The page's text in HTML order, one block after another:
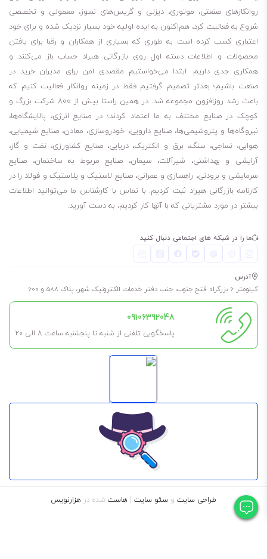
بازدارندگی فولاد و مس
مقاومت از خوردگی
برای کسانی که می‌پرسند روغن اس کا اف skf LFFM 100 چند لیتر است، باید
بگویم مظروف 5 لیتری این روغن موجود است. لطفا توجه داشته باشید، برای
چک کردن موجودی انبار مبنی بر اینکه مظروف مورد نیاز شما موجود هست
یا نه، باید با شماره‌هایی که در سایت قرار دادیم، تماس بگیرید.
5 لیتری
برای طولانی شدن عمر روغن اس کا اف skf LFFM 100 ، حتما در فضای
خشک، بدون رطوبت و مسقف نگهداری شود. به این معنی که در کارگاه در
معرض باد و باران نباشد تا طول عمر آن کم نشود.
ماه کارایی خود را به خوبی حفظ می‌کند.
این روغن شفاف است.
روانکارهای صنعتی، موتوری، دیزلی و گریس‌های نسوز، معمولی و تخصصی
شروع به فعالیت کرد، هم‌اکنون به ایده اولیه خود بسیار نزدیک شده و برای خود
اعتباری کسب کرده است به طوری که بسیاری از همکاران و رقبا برای یافتن
محصولات و اطلاعات دسته اول روی بازرگانی هیراد حساب باز می‌کنند و
همکاری جدی داریم. ابتدا می‌خواستیم مقصدی امن برای مدیران خرید در
صنعت باشیم؛ بعدتر تصمیم گرفتیم فقط در زمینه روانکار فعالیت کنیم که
باعث رشد روزافزون مجموعه شد. در همین راستا بیش از 800 شرکت بزرگ و
کوچک در صنایع مختلف به ما اعتماد کردند؛ در صنایع انرژی، پالایشگاه‌ها،
نیروگاه‌ها و پتروشیمی‌ها، صنایع دارویی، خودروسازی، معادن، صنایع شیمیایی،
هوایی، نساجی، سنگ، برق و الکتریک، دریایی، صنایع کشاورزی، نفت و گاز،
آرایشی و بهداشتی، شیرآلات، سیمان، صنایع مربوط به ساختمان، صنایع
سرمایشی و برودتی، راهسازی و عمرانی، صنایع لاستیک و پلاستیک و فولاد را در
کارنامه بازرگانی هیراد ثبت کردیم. با تماس با کارشناس ما می‌توانید اطلاعات
بیشتر در مورد مشتریانی که با آنها کار کردیم، به دست آورید.
ما را در شبکه های اجتماعی دنبال کنید
آدرس
کیلومتر 6 بزرگراه فتح جنوب، جنب دفتر خدمات الکترونیک شهر، پلاک 588 و 600
09106392048
پاسخگویی تلفنی از شنبه تا پنجشنبه ساعت 8 الی ۲۰
طراحی سایت و سئو سایت | هاست شده در هزارنویس